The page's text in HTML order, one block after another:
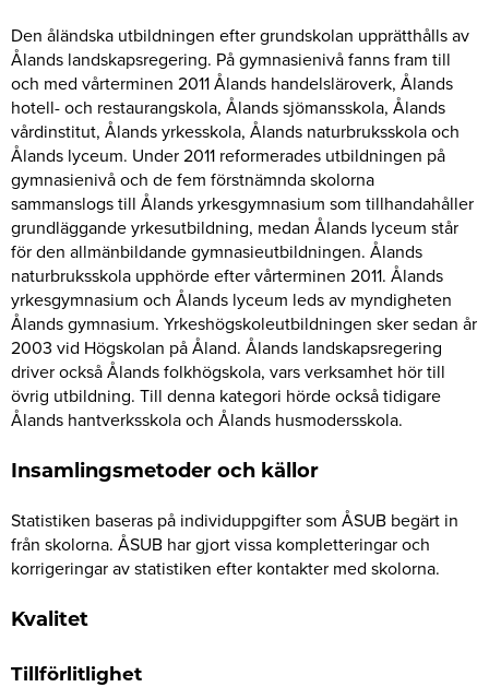
Den åländska utbildningen efter grundskolan upprätthålls av
Ålands landskapsregering. På gymnasienivå fanns fram till
och med vårterminen 2011 Ålands handelsläroverk, Ålands
hotell- och restaurangskola, Ålands sjömansskola, Ålands
vårdinstitut, Ålands yrkesskola, Ålands naturbruksskola och
Ålands lyceum. Under 2011 reformerades utbildningen på
gymnasienivå och de fem förstnämnda skolorna
sammanslogs till Ålands yrkesgymnasium som tillhandahåller
grundläggande yrkesutbildning, medan Ålands lyceum står
för den allmänbildande gymnasieutbildningen. Ålands
naturbruksskola upphörde efter vårterminen 2011. Ålands
yrkesgymnasium och Ålands lyceum leds av myndigheten
Ålands gymnasium. Yrkeshögskoleutbildningen sker sedan år
2003 vid Högskolan på Åland. Ålands landskapsregering
driver också Ålands folkhögskola, vars verksamhet hör till
övrig utbildning. Till denna kategori hörde också tidigare
Ålands hantverksskola och Ålands husmodersskola.
Insamlingsmetoder och källor
Statistiken baseras på individuppgifter som ÅSUB begärt in
från skolorna. ÅSUB har gjort vissa kompletteringar och
korrigeringar av statistiken efter kontakter med skolorna.
Kvalitet
Tillförlitlighet